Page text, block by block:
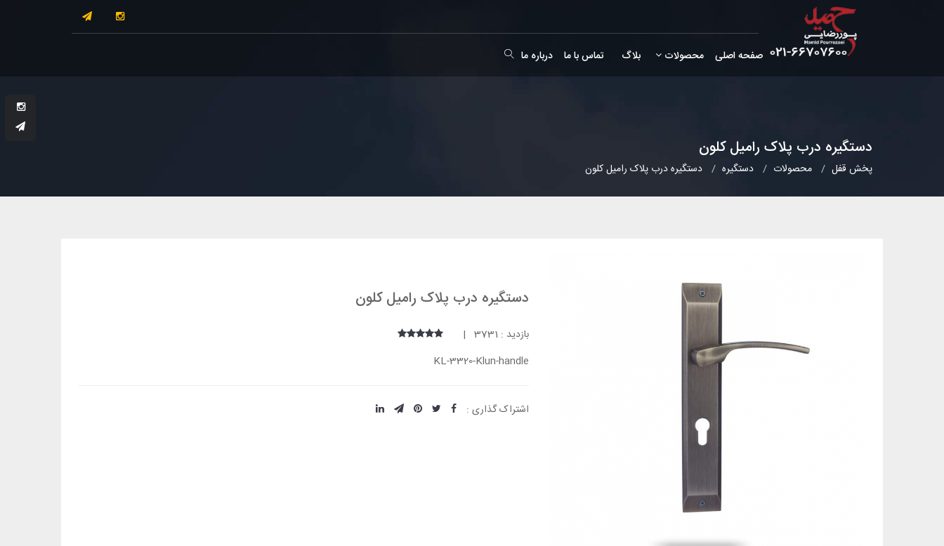
صفحه اصلی محصولات بلاگ تماس با ما درباره ما
دستگیره درب پلاک رامیل کلون
پخش قفل محصولات دستگیره دستگیره درب پلاک رامیل کلون
دستگیره درب پلاک رامیل کلون
بازدید : 3731 |
KL-3320-Klun-handle
اشتراک گذاری :